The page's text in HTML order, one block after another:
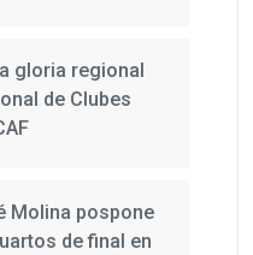
gloria regional
de Clubes
Molina pospone
de final en